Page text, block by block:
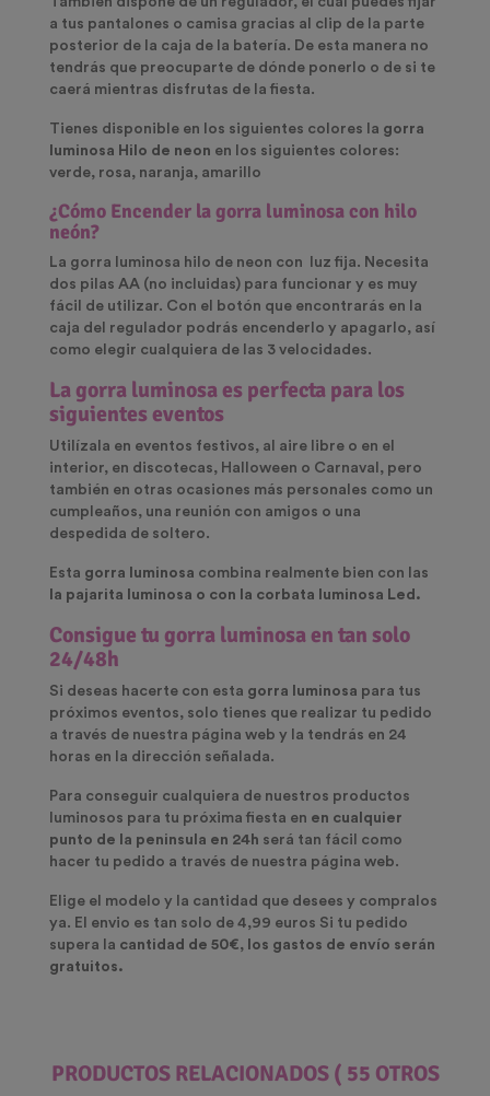
a tus pantalones o camisa gracias al clip de la parte
posterior de la caja de la batería. De esta manera no
tendrás que preocuparte de dónde ponerlo o de si te
caerá mientras disfrutas de la fiesta.
Tienes disponible en los siguientes colores la gorra
luminosa Hilo de neon en los siguientes colores:
verde, rosa, naranja, amarillo
¿Cómo Encender la gorra luminosa con hilo
neón?
La gorra luminosa hilo de neon con luz fija. Necesita
dos pilas AA (no incluidas) para funcionar y es muy
fácil de utilizar. Con el botón que encontrarás en la
caja del regulador podrás encenderlo y apagarlo, así
como elegir cualquiera de las 3 velocidades.
La gorra luminosa es perfecta para los
siguientes eventos
Utilízala en eventos festivos, al aire libre o en el
interior, en discotecas, Halloween o Carnaval, pero
también en otras ocasiones más personales como un
cumpleaños, una reunión con amigos o una
despedida de soltero.
Esta gorra luminosa combina realmente bien con las
la pajarita luminosa o con la corbata luminosa Led.
Consigue tu gorra luminosa en tan solo
24/48h
Si deseas hacerte con esta gorra luminosa para tus
próximos eventos, solo tienes que realizar tu pedido
a través de nuestra página web y la tendrás en 24
horas en la dirección señalada.
Para conseguir cualquiera de nuestros productos
luminosos para tu próxima fiesta en en cualquier
punto de la peninsula en 24h será tan fácil como
hacer tu pedido a través de nuestra página web.
Elige el modelo y la cantidad que desees y compralos
ya. El envio es tan solo de 4,99 euros Si tu pedido
supera la cantidad de 50€, los gastos de envío serán
gratuitos.
PRODUCTOS RELACIONADOS ( 55 OTROS